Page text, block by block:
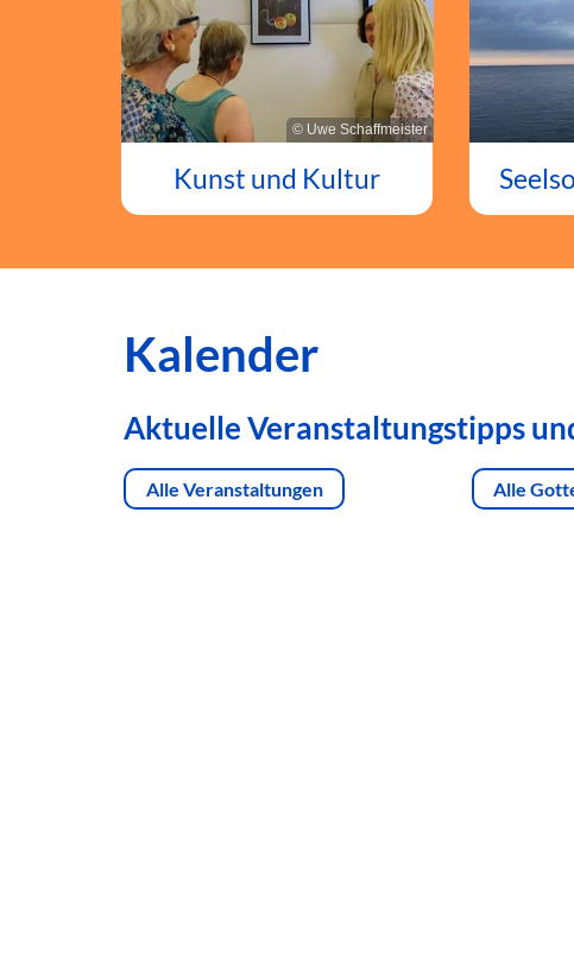
© Uwe Schaffmeister
Kunst und Kultur
Kalender
Aktuelle Veranstaltungstipps
Alle Veranstaltungen Alle